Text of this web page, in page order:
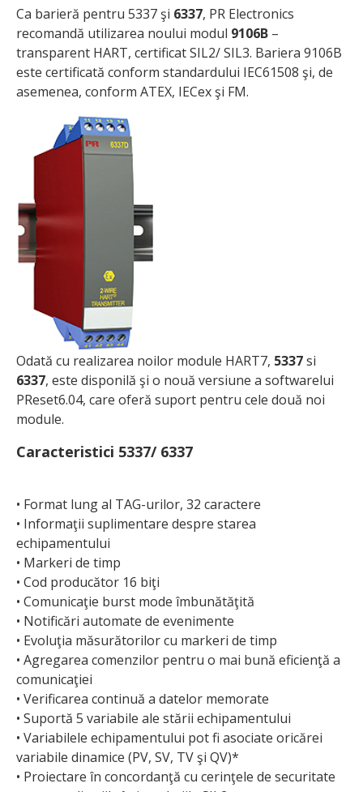
Ca barieră pentru 5337 şi 6337, PR Electronics
recomandă utilizarea noului modul 9106B –
transparent HART, certificat SIL2/ SIL3. Bariera 9106B
este certificată conform standardului IEC61508 şi, de
asemenea, conform ATEX, IECex şi FM.
Odată cu realizarea noilor module HART7, 5337si
6337, este disponilă şi o nouă versiune a softwarelui
PReset6.04, care oferă suport pentru cele două noi
module.
Caracteristici 5337/ 6337
• Format lung al TAG-urilor, 32 caractere
• Informaţii suplimentare despre starea
echipamentului
• Markeri de timp
• Cod producător 16 biţi
• Comunicaţie burst mode îmbunătăţită
• Notificări automate de evenimente
• Evoluţia măsurătorilor cu markeri de timp
• Agregarea comenzilor pentru o mai bună eficienţă a
comunicaţiei
• Verificarea continuă a datelor memorate
• Suportă 5 variabile ale stării echipamentului
• Variabilele echipamentului pot fi asociate oricărei
variabile dinamice (PV, SV, TV şi QV)*
• Proiectare în concordanţă cu cerinţele de securitate